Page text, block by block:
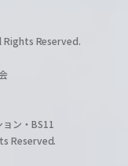
Rights Reserved.
ン・BS11
Reserved.